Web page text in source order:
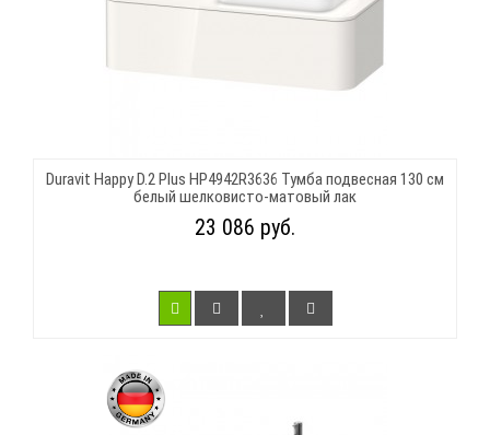
Duravit Happy D.2 Plus HP4942R3636 Тумба подвесная 130 см
белый шелковисто-матовый лак
23 086 руб.